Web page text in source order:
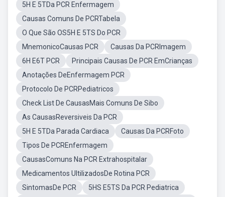
5H E 5TDa PCR Enfermagem
Causas Comuns De PCRTabela
O Que São OS5H E 5TS Do PCR
MnemonicoCausas PCR
Causas Da PCRImagem
6H E6T PCR
Principais Causas De PCR EmCrianças
Anotações DeEnfermagem PCR
Protocolo De PCRPediatricos
Check List De CausasMais Comuns De Sibo
As CausasReversiveis Da PCR
5H E 5TDa Parada Cardiaca
Causas Da PCRFoto
Tipos De PCREnfermagem
CausasComuns Na PCR Extrahospitalar
Medicamentos UltilizadosDe Rotina PCR
SintomasDe PCR
5HS E5TS Da PCR Pediatrica